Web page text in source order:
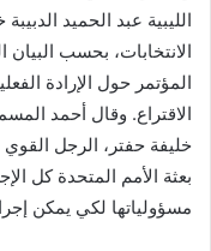
الليبية عبد الحميد
الانتخابات، بحسب
المؤتمر حول الإرادة
الاقتراع. وقال أحمد
خليفة حفتر، الرجل
بعثة الأمم المتحدة كل
مسؤولياتها لكي يمكن